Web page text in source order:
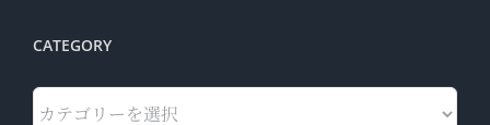
CATEGORY
Category